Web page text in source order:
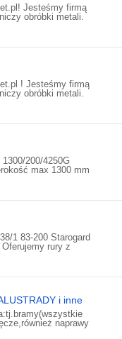
Jesteśmy firmą
obróbki metali.
! Jesteśmy firmą
obróbki metali.
200/4250G
max 1300 mm
1 83-200 Starogard
rury z
i inne
naprawy